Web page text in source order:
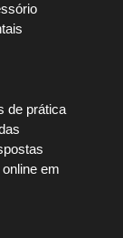
de prática
em